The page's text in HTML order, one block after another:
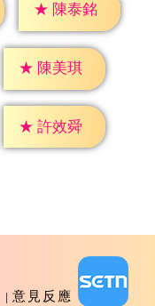
★ 陳泰銘
★ 陳美琪
★ 許效舜
意見反應